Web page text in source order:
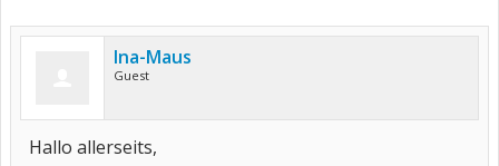
Ina-Maus
Guest
Hallo allerseits,